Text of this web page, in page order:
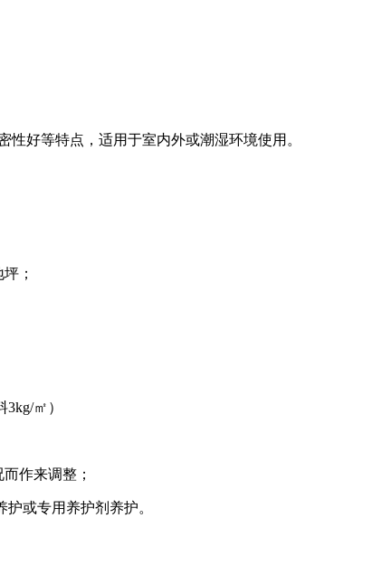
好等特点，适用于室内外或潮湿环境使用。
；
㎡）
作来调整；
或专用养护剂养护。